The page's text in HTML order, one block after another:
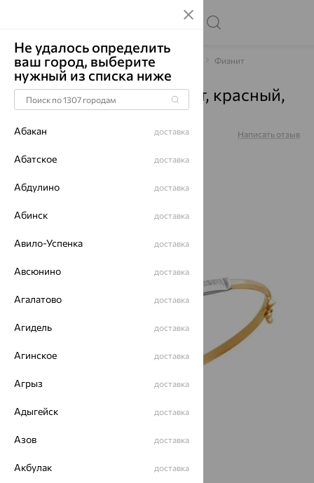
Главная Каталог Браслеты декоративные Фианит
Браслет, золото, фианит, красный,
050224
Артикул: Написать отзыв
Не удалось определить
ваш город, выберите
нужный из списка ниже
Абакан доставка
Абатское доставка
Абдулино доставка
Абинск доставка
Авило-Успенка доставка
Авсюнино доставка
Агалатово доставка
Агидель доставка
Агинское доставка
Агрыз доставка
Адыгейск доставка
Азов доставка
Акбулак доставка